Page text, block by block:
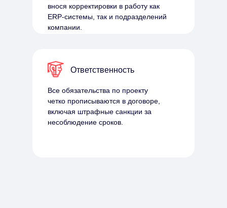
внося корректировки в работу как
ERP-системы, так и подразделений
компании.
Ответственность
Все обязательства по проекту
четко прописываются в договоре,
включая штрафные санкции за
несоблюдение сроков.